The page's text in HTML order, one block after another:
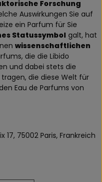
Forschung
Auswirkungen Sie auf
ein Parfum für Sie
Statussymbol galt, hat
wissenschaftlichen
die die Libido
und dabei stets die
die diese Welt für
Eau de Parfums von
17, 75002 Paris, Frankreich